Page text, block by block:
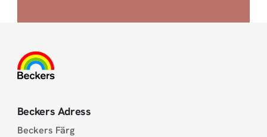
Beckers Adress
Beckers Färg